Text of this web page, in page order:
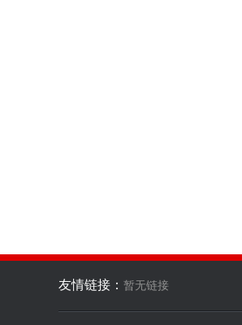
友情链接： 暂无链接